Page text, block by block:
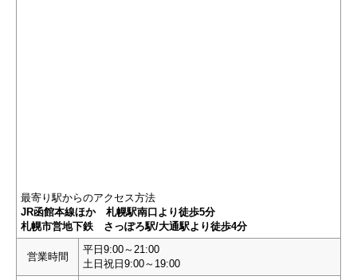
最寄り駅からのアクセス方法
JR函館本線ほか 札幌駅南口より徒歩5分
札幌市営地下鉄 さっぽろ駅/大通駅より徒歩4分
営業時間
平日9:00～21:00
土日祝日9:00～19:00